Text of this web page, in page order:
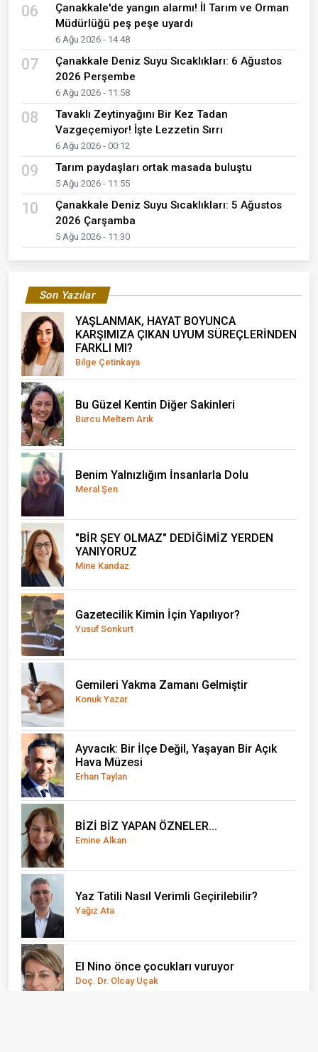
06
Çanakkale'de yangın alarmı! İl Tarım ve Orman
Müdürlüğü peş peşe uyardı
6 Ağu 2026 - 14:48
07
Çanakkale Deniz Suyu Sıcaklıkları: 6 Ağustos
2026 Perşembe
6 Ağu 2026 - 11:58
08
Tavaklı Zeytinyağını Bir Kez Tadan
Vazgeçemiyor! İşte Lezzetin Sırrı
6 Ağu 2026 - 00:12
09 Tarım paydaşları ortak masada buluştu
5 Ağu 2026 - 11:55
10
Çanakkale Deniz Suyu Sıcaklıkları: 5 Ağustos
2026 Çarşamba
5 Ağu 2026 - 11:30
Son Yazılar
YAŞLANMAK, HAYAT BOYUNCA
KARŞIMIZA ÇIKAN UYUM SÜREÇLERİNDEN
FARKLI MI?
Bilge Çetinkaya
Bu Güzel Kentin Diğer Sakinleri
Burcu Meltem Arık
Benim Yalnızlığım İnsanlarla Dolu
Meral Şen
"BİR ŞEY OLMAZ" DEDİĞİMİZ YERDEN
YANIYORUZ
Mine Kandaz
Gazetecilik Kimin İçin Yapılıyor?
Yusuf Sonkurt
Gemileri Yakma Zamanı Gelmiştir
Konuk Yazar
Ayvacık: Bir İlçe Değil, Yaşayan Bir Açık
Hava Müzesi
Erhan Taylan
BİZİ BİZ YAPAN ÖZNELER...
Emine Alkan
Yaz Tatili Nasıl Verimli Geçirilebilir?
Yağız Ata
El Nino önce çocukları vuruyor
Doç. Dr. Olcay Uçak